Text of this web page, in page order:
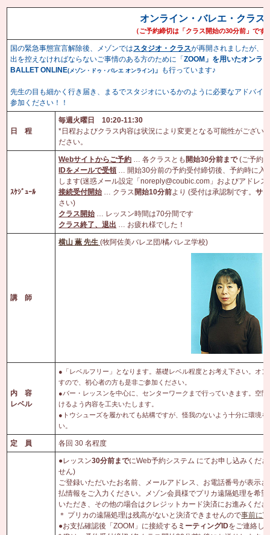
オンライン・バレエ・クラス
（ご予約締切は「クラス開始の30分前」です
国の緊急事態宣言解除後、メゾンでは スタジオ・クラ スが再開されましたが、
出を控えなければならないご事情のある方のために 「ZOOM 」を用いたオンラ
BALLET ONLINE( メゾン・ドゥ・バレエ オンライン) 」 も行っています♪
先生の目も細かく行き届き、まるでスタジオにいるかのように必要なアドバイ
参加ください！！
日 程
毎週火曜日10:20-11:30
*日程およびクラス内容は状況により変更となる可能性がござい
ださい。
ｽｹｼﾞｭｰﾙ
Webサイトからご予約 … 各クラスとも 開始30分前まで(ご予約
IDをメールで受領 … 開始30分前の予約受付締切後、予約時に入
します(迷惑メール設定「noreply@coubic.com」およびアドレ
接続受付開始
… クラス 開始10分前より (受付は承認制です。サ
さい)
クラス開始
レッスン時間は70分間です
クラス終了、退出
… お疲れ様でした！
講 師
横山 薫 先生 (牧阿佐美バレヱ団/橘バレヱ学校)
内 容
レベル
●「レベルフリー」となります。基礎レベル程度とお考え下さい。オ
すので、初心者の方も是非ご参加ください。
●バー・レッスンを中心に、センターワークまで行っていきます。空
けるよう内容を工夫いたします。
●トウシューズを履かれても結構ですが、怪我のないよう十分に環境
い。
定 員 各回 30 名程度
●レッスン30分前までにWeb予約システム にてお申し込みくだ
せん)
ご登録いただいたお名前、メールアドレス、お電話番号が表示
払情報をご入力ください。メゾン会員様でプリカ遠隔処理を希
いただき、その他の場合はクレジットカード決済にお進みくださ
＊ プリカの遠隔処理は残高がないと決済できませんので事前に
●お支払確認後「ZOOM」に接続する ミーティングIDをご連絡し